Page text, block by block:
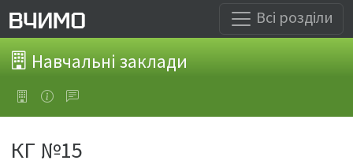
Всі розділи
Навчальні заклади
КГ №15